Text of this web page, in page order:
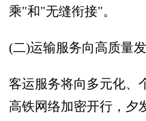
乘"和"无缝衔接"。
(二)运输服务向高质量
客运服务将向多元化、
高铁网络加密开行，夕